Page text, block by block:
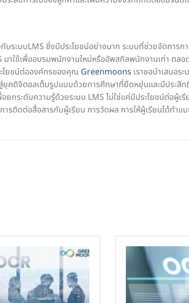
บระบบLMS ซึ่งมีประโยชน์อย่างมาก ระบบที่ช่วยจัดการ
มาใช้เพื่ออบรมพนักงานใหม่หรืออัพสกิลพนักงานเก่า ตล
ะโยชน์ต่อองค์กรของคุณ Greenmoons เราขอนำเสนอระ
ยุคดิจิตอลเต็มรูปแบบด้วยการศึกษาที่ยืดหยุ่นและมีประสิ
ยกระดับความรู้ด้วยระบบ LMS ไม่ใช่แค่มีประโยชน์ต่อผู้
รติดต่อสื่อสารกับผู้เรียน การวัดผล การให้ผู้เรียนได้ทำแ